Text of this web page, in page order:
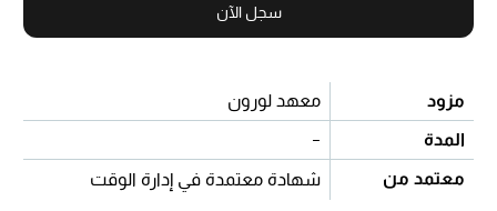
سجل الآن
مزود
معهد لورون
المدة
-
معتمد من
شهادة معتمدة في إدارة الوقت